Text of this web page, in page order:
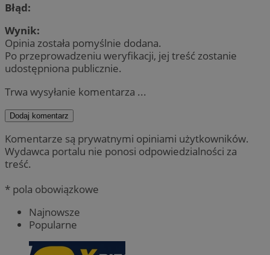
Błąd:
Wynik:
Opinia została pomyślnie dodana.
Po przeprowadzeniu weryfikacji, jej treść zostanie
udostępniona publicznie.
Trwa wysyłanie komentarza ...
Dodaj komentarz
Komentarze są prywatnymi opiniami użytkowników.
Wydawca portalu nie ponosi odpowiedzialności za
treść.
* pola obowiązkowe
Najnowsze
Popularne